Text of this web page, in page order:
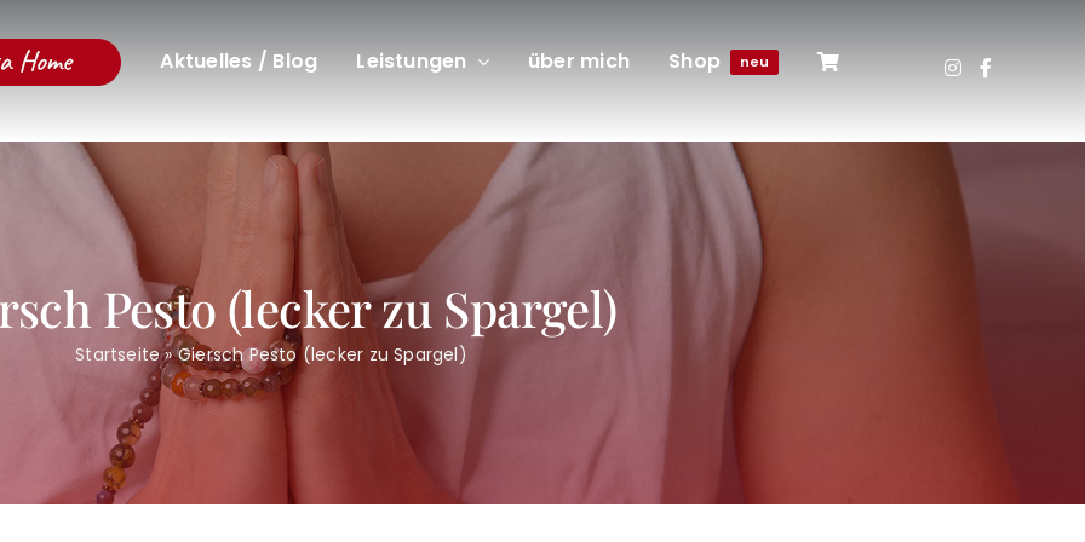
Aktuelles / Blog Leistungen über mich Shop neu
Pesto (lecker zu Spargel)
Startseite»Giersch Pesto (lecker zu Spargel)